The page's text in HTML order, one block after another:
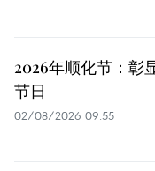
2026年顺化节：彰
节日
02/08/2026 09:55